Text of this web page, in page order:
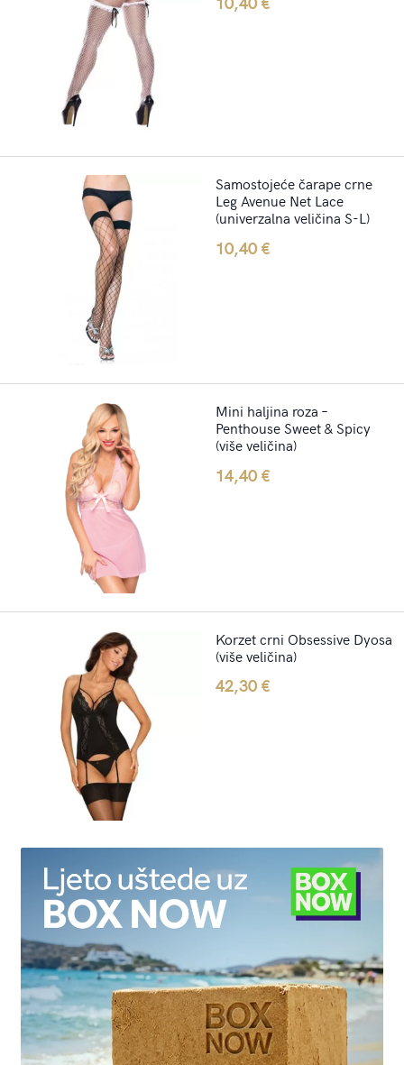
Samostojeće čarape crne
Leg Avenue Net Lace
(univerzalna veličina S-L)
10,40€
Mini haljina roza –
Penthouse Sweet & Spicy
(više veličina)
14,40€
Korzet crni Obsessive Dyosa
(više veličina)
42,30€